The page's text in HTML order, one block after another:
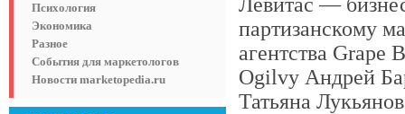
Психология
Экономика
Разное
События для маркетологов
Новости marketopedia.ru
партизанскому
агентства Grape
Ogilvy Андрей
Татьяна